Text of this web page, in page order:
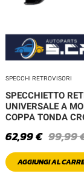
SPECCHI RETROVISORI
SPECCHIETTO
UNIVERSALE A
COPPA TONDA
99,99
62,99€
AGGIUNGI AL